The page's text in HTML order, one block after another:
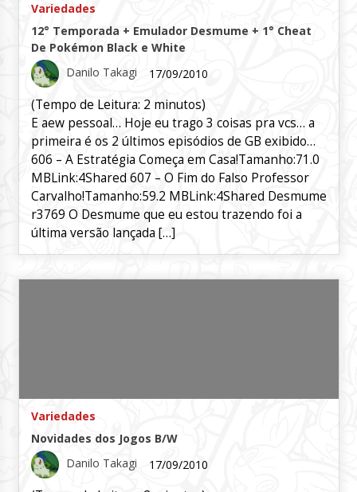
Variedades
12° Temporada + Emulador Desmume + 1° Cheat
De Pokémon Black e White
Danilo Takagi
17/09/2010
(Tempo de Leitura: 2 minutos)
E aew pessoal… Hoje eu trago 3 coisas pra vcs… a
primeira é os 2 últimos episódios de GB exibido…
606 – A Estratégia Começa em Casa!Tamanho:71.0
MBLink:4Shared 607 – O Fim do Falso Professor
Carvalho!Tamanho:59.2 MBLink:4Shared Desmume
r3769 O Desmume que eu estou trazendo foi a
última versão lançada […]
Variedades
Novidades dos Jogos B/W
Danilo Takagi
17/09/2010